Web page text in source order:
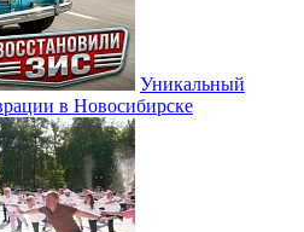
Уникальный
в Новосибирске